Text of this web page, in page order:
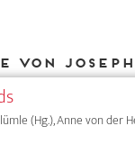
von Joseph
(Hg.), Anne von der